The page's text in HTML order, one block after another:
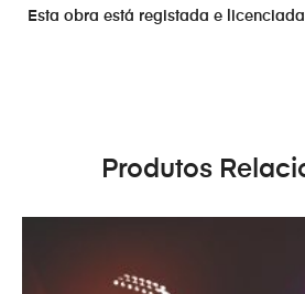
Esta obra está registada e
Produtos